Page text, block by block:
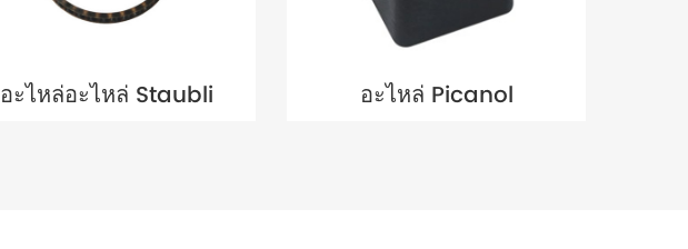
อะไหล่อะไหล่ Staubli อะไหล่ Picanol